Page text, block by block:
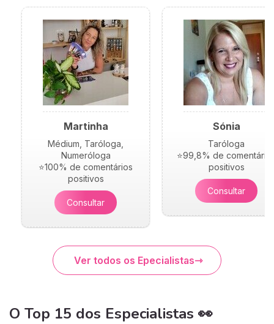
Martinha
Médium, Taróloga,
Numeróloga
⭐100% de comentários
positivos
Consultar
Sónia
Taróloga
⭐99,8% de
positivos
Consultar
Ver todos os Epecialistas
O Top 15 dos Especialistas 👀